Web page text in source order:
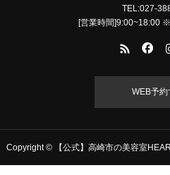
TEL:027-
[営業時間]9:00~18:00
WEB予約
Copyright © 【公式】高崎市の美容室